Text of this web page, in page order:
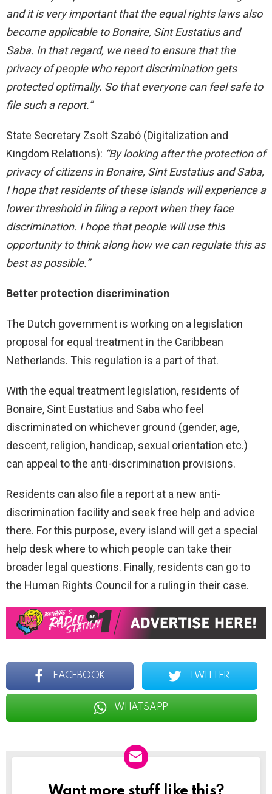
and it is very important that the equal rights laws also
become applicable to Bonaire, Sint Eustatius and
Saba. In that regard, we need to ensure that the
privacy of people who report discrimination gets
protected optimally. So that everyone can feel safe to
file such a report.”
State Secretary Zsolt Szabó (Digitalization and
Kingdom Relations): “By looking after the protection of
privacy of citizens in Bonaire, Sint Eustatius and Saba,
I hope that residents of these islands will experience a
lower threshold in filing a report when they face
discrimination. I hope that people will use this
opportunity to think along how we can regulate this as
best as possible.”
Better protection discrimination
The Dutch government is working on a legislation
proposal for equal treatment in the Caribbean
Netherlands. This regulation is a part of that.
With the equal treatment legislation, residents of
Bonaire, Sint Eustatius and Saba who feel
discriminated on whichever ground (gender, age,
descent, religion, handicap, sexual orientation etc.)
can appeal to the anti-discrimination provisions.
Residents can also file a report at a new anti-
discrimination facility and seek free help and advice
there. For this purpose, every island will get a special
help desk where to which people can take their
broader legal questions. Finally, residents can go to
the Human Rights Council for a ruling in their case.
FACEBOOK TWITTER
WHATSAPP
NEWSLETTER